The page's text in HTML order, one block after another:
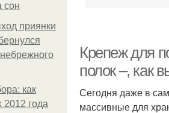
сон
приянки
как
2012 года
Крепеж для
полок –, как
Сегодня даже в
массивные для